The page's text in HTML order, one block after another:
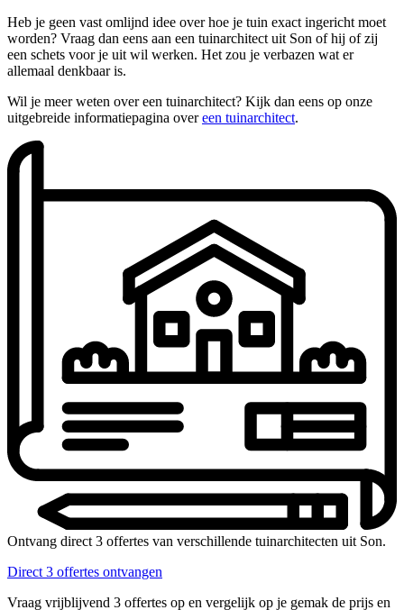
Heb je geen vast omlijnd idee over hoe je tuin exact ingericht moet
worden? Vraag dan eens aan een tuinarchitect uit Son of hij of zij
een schets voor je uit wil werken. Het zou je verbazen wat er
allemaal denkbaar is.
Wil je meer weten over een tuinarchitect? Kijk dan eens op onze
uitgebreide informatiepagina overeen tuinarchitect.
Ontvang direct 3 offertes van verschillende tuinarchitecten uit Son.
Direct 3 offertes ontvangen
Vraag vrijblijvend 3 offertes op en vergelijk op je gemak de prijs en